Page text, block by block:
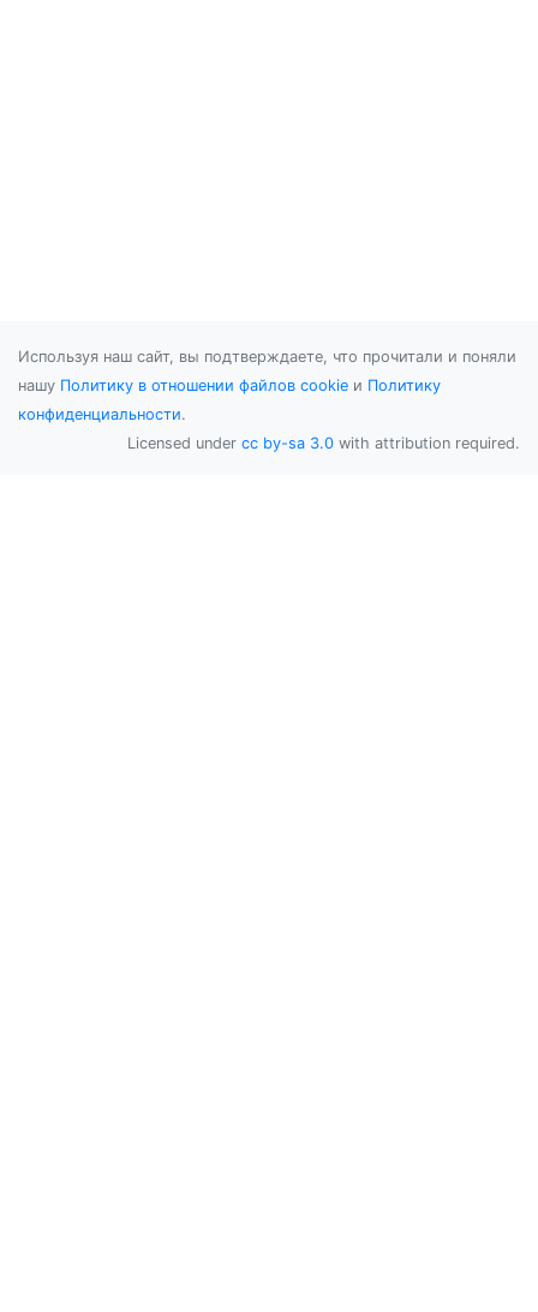
Используя наш сайт, вы подтверждаете, что прочитали и поняли
нашу Политику в отношении файлов cookie и Политику
конфиденциальности.
Licensed under cc by-sa 3.0 with attribution required.